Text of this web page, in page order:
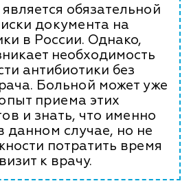
обязательной
документа на
в России. Однако,
необходимость
антибиотики без
Больной может уже
приема этих
и знать, что именно
данном случае, но не
потратить время
к врачу.